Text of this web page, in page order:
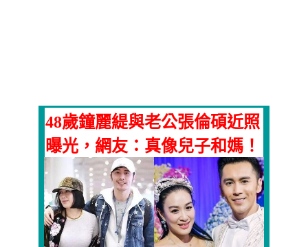
48歲鐘麗緹與老公張倫碩近照
曝光，網友：真像兒子和媽！